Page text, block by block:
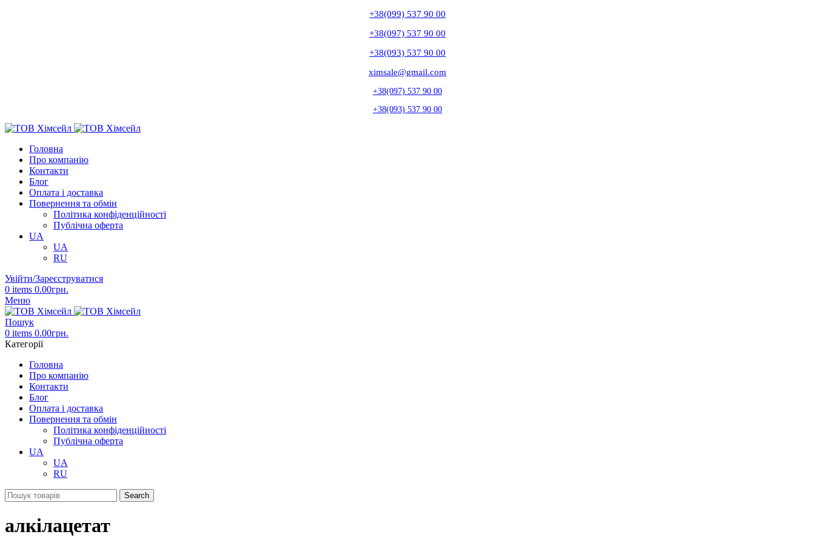
+38(099) 537 90 00
+38(097) 537 90 00
+38(093) 537 90 00
ximsale@gmail.com
+38(097) 537 90 00
+38(093) 537 90 00
Головна
Про компанію
Контакти
Блог
Оплата і доставка
Повернення та обмін
Політика конфіденційності
Публічна оферта
UA
UA
RU
Увійти/Зареєструватися
0 items 0.00грн.
Меню
Пошук
0 items 0.00грн.
Категорії
Головна
Про компанію
Контакти
Блог
Оплата і доставка
Повернення та обмін
Політика конфіденційності
Публічна оферта
UA
UA
RU
Search
алкілацетат